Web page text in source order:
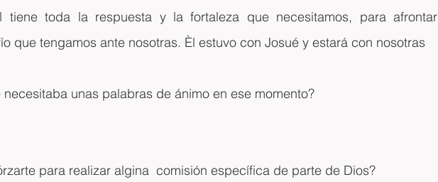
tiene toda la respuesta y la fortaleza que necesitamos, para afrontar
que tengamos ante nosotras. Èl estuvo con Josué y estará con nosotras
necesitaba unas palabras de ánimo en ese momento?
para realizar algina  comisión específica de parte de Dios?